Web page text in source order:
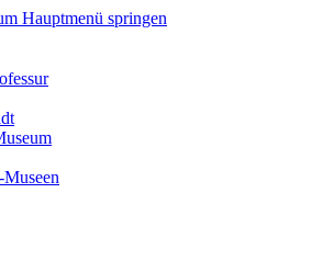
Hauptmenü springen